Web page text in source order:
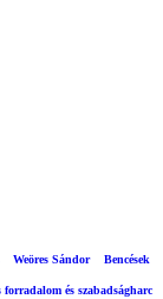
Weöres Sándor Bencések
forradalom és szabadságharc